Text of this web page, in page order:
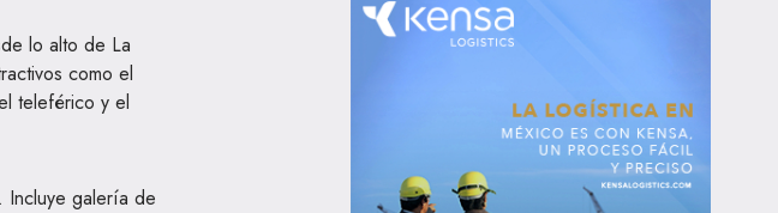
lo alto de La
como el
teleférico y el
galería de